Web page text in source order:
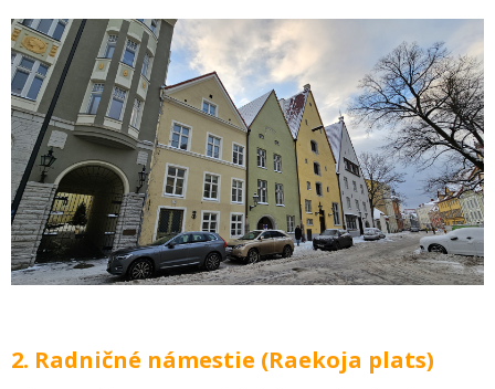
2. Radničné námestie (Raekoja plats)